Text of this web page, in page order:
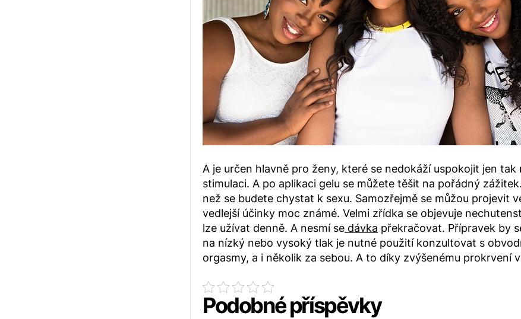
A je určen hlavně pro ženy, které se nedokáží uspokojit jen
stimulaci. A po aplikaci gelu se můžete těšit na pořádný
než se budete chystat k sexu. Samozřejmě se můžou projevit
vedlejší účinky moc známé. Velmi zřídka se objevuje
lze užívat denně. A nesmí se dávka překračovat. Přípravek by
na nízký nebo vysoký tlak je nutné použití konzultovat s
orgasmy, a i několik za sebou. A to díky zvýšenému prokrvení
Podobné příspěvky